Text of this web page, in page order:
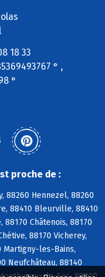
18 33
° ,
°
proche de :
88260 Hennezel, 88260
88410 Bleurville, 88410
Châtenois, 88170
88170 Vicherey,
Martigny-les-Bains,
Neufchâteau, 88140